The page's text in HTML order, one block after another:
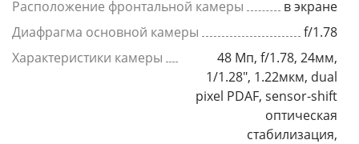
Расположение фронтальной камеры
в экране
Диафрагма основной камеры
f/1.78
Характеристики камеры
48 Мп, f/1.78, 24мм,
1/1.28", 1.22мкм, dual
pixel PDAF, sensor-shift
оптическая
стабилизация,